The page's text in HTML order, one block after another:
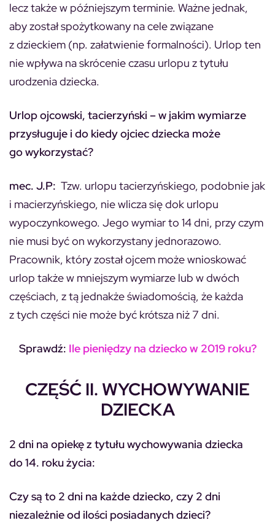
lecz także w późniejszym terminie. Ważne jednak,
aby został spożytkowany na cele związane
z dzieckiem (np. załatwienie formalności). Urlop ten
nie wpływa na skrócenie czasu urlopu z tytułu
urodzenia dziecka.
Urlop ojcowski, tacierzyński – w jakim wymiarze
przysługuje i do kiedy ojciec dziecka może
go wykorzystać?
mec. J.P: Tzw. urlopu tacierzyńskiego, podobnie jak
i macierzyńskiego, nie wlicza się dok urlopu
wypoczynkowego. Jego wymiar to 14 dni, przy czym
nie musi być on wykorzystany jednorazowo.
Pracownik, który został ojcem może wnioskować
urlop także w mniejszym wymiarze lub w dwóch
częściach, z tą jednakże świadomością, że każda
z tych części nie może być krótsza niż 7 dni.
Sprawdź: Ile pieniędzy na dziecko w 2019 roku?
CZĘŚĆ II. WYCHOWYWANIE
DZIECKA
2 dni na opiekę z tytułu wychowywania dziecka
do 14. roku życia:
Czy są to 2 dni na każde dziecko, czy 2 dni
niezależnie od ilości posiadanych dzieci?